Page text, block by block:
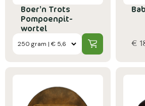
Boer’n Trots
Pompoenpit-
wortel
€